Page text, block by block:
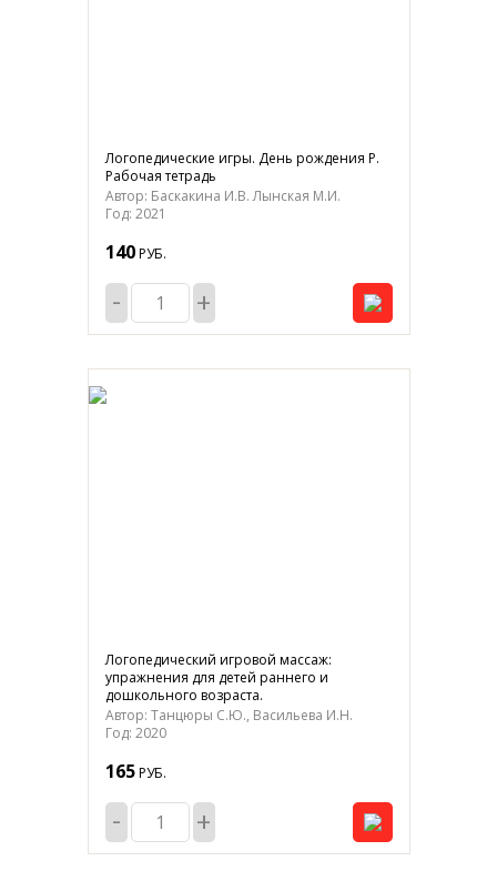
Логопедические игры. День рождения Р.
Рабочая тетрадь
Автор: Баскакина И.В. Лынская М.И.
Год: 2021
140РУБ.
- +
Логопедический игровой массаж:
упражнения для детей раннего и
дошкольного возраста.
Автор: Танцюры С.Ю., Васильева И.Н.
Год: 2020
165РУБ.
- +